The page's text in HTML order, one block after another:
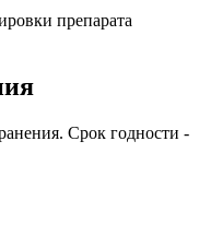
препарата
Срок годности -